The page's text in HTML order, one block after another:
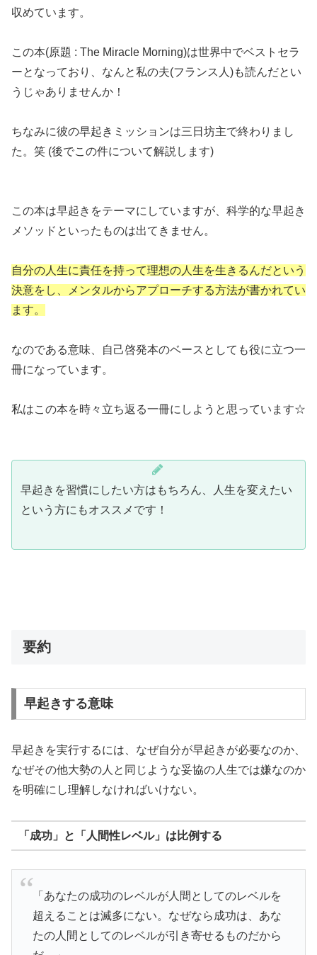
収めています。
この本(原題 : The Miracle Morning)は世界中でベストセラ
ーとなっており、なんと私の夫(フランス人)も読んだとい
うじゃありませんか！
ちなみに彼の早起きミッションは三日坊主で終わりまし
た。笑 (後でこの件について解説します)
この本は早起きをテーマにしていますが、科学的な早起き
メソッドといったものは出てきません。
自分の人生に責任を持って理想の人生を生きるんだという
決意をし、メンタルからアプローチする方法が書かれてい
ます。
なのである意味、自己啓発本のベースとしても役に立つ一
冊になっています。
私はこの本を時々立ち返る一冊にしようと思っています☆
早起きを習慣にしたい方はもちろん、人生を変えたい
という方にもオススメです！
要約
早起きする意味
早起きを実行するには、なぜ自分が早起きが必要なのか、
なぜその他大勢の人と同じような妥協の人生では嫌なのか
を明確にし理解しなければいけない。
「成功」と「人間性レベル」は比例する
「あなたの成功のレベルが人間としてのレベルを
超えることは滅多にない。なぜなら成功は、あな
たの人間としてのレベルが引き寄せるものだから